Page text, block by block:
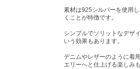
素材は925シルバーを使用
くことが特徴です。
シンプルでソリットなデザ
いう効果もあります。
デニムやレザーのように着
エリーへと仕上げる楽しみ